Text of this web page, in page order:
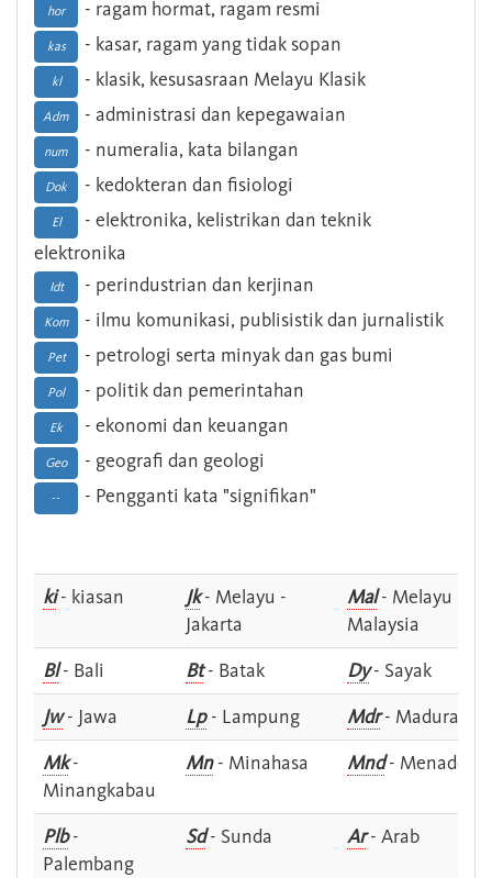
hor - ragam hormat, ragam resmi
kas - kasar, ragam yang tidak sopan
kl - klasik, kesusasraan Melayu Klasik
Adm - administrasi dan kepegawaian
num - numeralia, kata bilangan
Dok - kedokteran dan fisiologi
El
- elektronika, kelistrikan dan teknik
elektronika
Idt - perindustrian dan kerjinan
Kom - ilmu komunikasi, publisistik dan jurnalistik
Pet - petrologi serta minyak dan gas bumi
Pol - politik dan pemerintahan
Ek - ekonomi dan keuangan
Geo - geografi dan geologi
-- - Pengganti kata "signifikan"
ki- kiasan Jk- Melayu -
Jakarta
Mal- Melayu -
Malaysia
Bl- Bali Bt- Batak Dy- Sayak
Jw- Jawa Lp- Lampung Mdr- Madura
Mk-
Minangkabau
Mn- Minahasa Mnd- Menado
Plb-
Palembang
Sd- Sunda Ar- Arab